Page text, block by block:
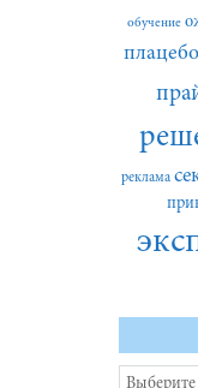
обучение
плацебо
реклама
Архивы